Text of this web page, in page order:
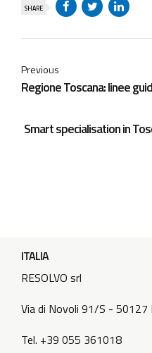
SHARE
Previous
Regione Toscana: linee
Smart specialisation in
ITALIA
RESOLVO srl
Via di Novoli 91/S - 50127
Tel. +39 055 361018